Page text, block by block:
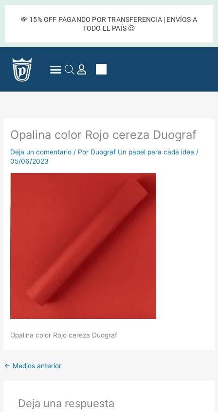
💸 15% OFF PAGANDO POR TRANSFERENCIA | ENVÍOS A
TODO EL PAÍS 😉
Cart
Opalina color Rojo cereza Duograf
Deja un comentario / Por Duograf Un papel para cada idea /
05/06/2023
Opalina color Rojo cereza Duograf
← Medios anterior
Deja una respuesta